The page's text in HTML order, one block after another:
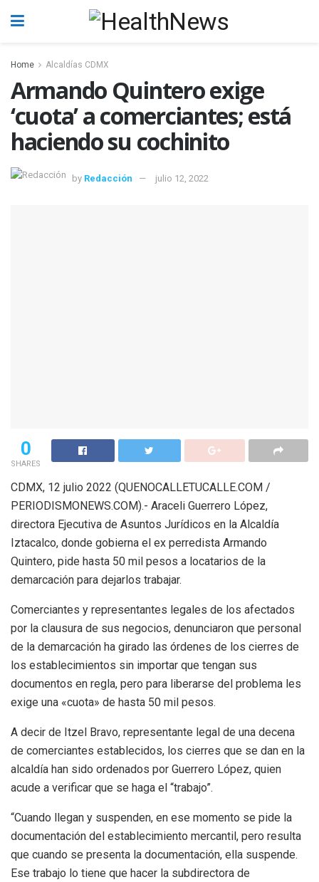
Home Alcaldías CDMX
Armando Quintero exige
‘cuota’ a comerciantes; está
haciendo su cochinito
by Redacción julio 12, 2022
0
SHARES
CDMX, 12 julio 2022 (QUENOCALLETUCALLE.COM /
PERIODISMONEWS.COM).- Araceli Guerrero López,
directora Ejecutiva de Asuntos Jurídicos en la Alcaldía
Iztacalco, donde gobierna el ex perredista Armando
Quintero, pide hasta 50 mil pesos a locatarios de la
demarcación para dejarlos trabajar.
Comerciantes y representantes legales de los afectados
por la clausura de sus negocios, denunciaron que personal
de la demarcación ha girado las órdenes de los cierres de
los establecimientos sin importar que tengan sus
documentos en regla, pero para liberarse del problema les
exige una «cuota» de hasta 50 mil pesos.
A decir de Itzel Bravo, representante legal de una decena
de comerciantes establecidos, los cierres que se dan en la
alcaldía han sido ordenados por Guerrero López, quien
acude a verificar que se haga el “trabajo”.
“Cuando llegan y suspenden, en ese momento se pide la
documentación del establecimiento mercantil, pero resulta
que cuando se presenta la documentación, ella suspende.
Ese trabajo lo tiene que hacer la subdirectora de